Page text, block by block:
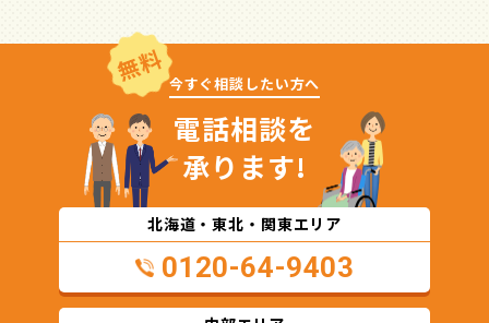
無料 今すぐ相談したい方へ
電話相談を
承ります!
北海道・東北・関東エリア
0120-64-9403